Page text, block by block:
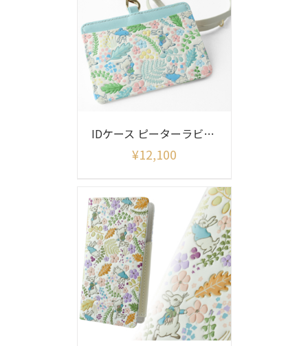
IDケース ピーターラビット イングリッシュガーデン
¥12,100